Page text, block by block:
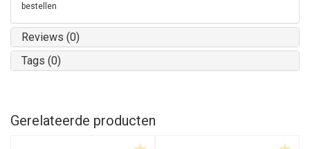
bestellen
Reviews (0)
Tags (0)
Gerelateerde producten